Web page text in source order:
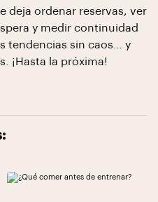
deja ordenar reservas, ver
y medir continuidad
tendencias sin caos… y
¡Hasta la próxima!